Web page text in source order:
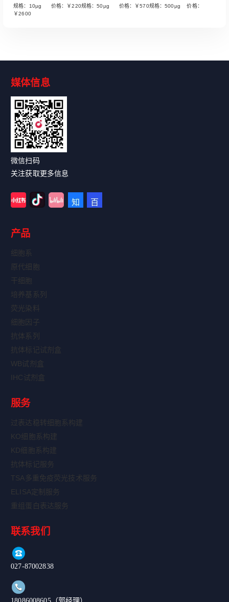
规格：10µg 价格：￥220规格：50µg 价格：￥570规格：500µg 价格：
￥2600
媒体信息
微信扫码
关注获取更多信息
产品
细胞系
原代细胞
干细胞
培养基系列
荧光染料
细胞因子
抗体系列
抗体标记试剂盒
WB试剂盒
IHC试剂盒
服务
过表达稳转细胞系构建
KO细胞系构建
KD细胞系构建
抗体标记服务
TSA多重免疫荧光技术服务
ELISA定制服务
重组蛋白表达服务
联系我们
027-87002838